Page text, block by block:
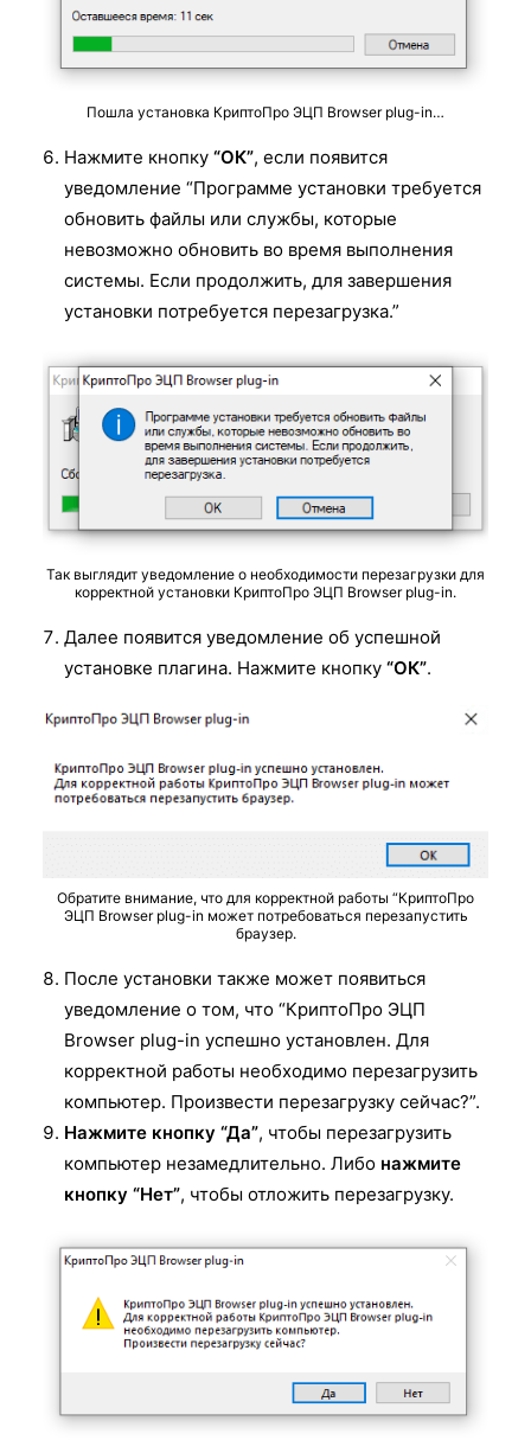
Пошла установка КриптоПро ЭЦП Browser plug-in…
Нажмите кнопку “ОК”, если появится
уведомление “Программе установки требуется
обновить файлы или службы, которые
невозможно обновить во время выполнения
системы. Если продолжить, для завершения
установки потребуется перезагрузка.”
Так выглядит уведомление о необходимости перезагрузки для
корректной установки КриптоПро ЭЦП Browser plug-in.
Далее появится уведомление об успешной
установке плагина. Нажмите кнопку “ОК”.
Обратите внимание, что для корректной работы “КриптоПро
ЭЦП Browser plug-in может потребоваться перезапустить
браузер.
После установки также может появиться
уведомление о том, что “КриптоПро ЭЦП
Browser plug-in успешно установлен. Для
корректной работы необходимо перезагрузить
компьютер. Произвести перезагрузку сейчас?”.
Нажмите кнопку “Да”, чтобы перезагрузить
компьютер незамедлительно. Либо нажмите
кнопку “Нет”, чтобы отложить перезагрузку.